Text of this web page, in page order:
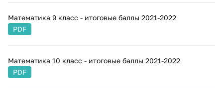
Математика 9 класс - итоговые баллы 2021-2022
PDF
Математика 10 класс - итоговые баллы 2021-2022
PDF